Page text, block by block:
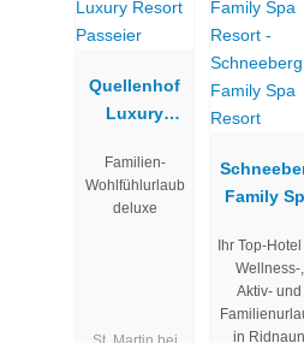
Quellenhof
Luxury
Passeier
Familien-
Wohlfühlurlaub
deluxe
Family
Ihr Top-Hotel
Wellness-,
Aktiv- und
in Ridnaun